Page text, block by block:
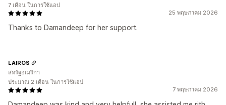
25 พฤษภาคม 2026
Thanks to Damandeep for her support.
7 เดือน ในการใช้แอป
7 พฤษภาคม 2026
LAIROS
สหรัฐอเมริกา
ประมาณ 2 เดือน ในการใช้แอป